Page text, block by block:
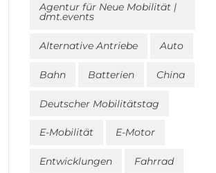
Agentur für Neue Mobilität |
dmt.events
Alternative Antriebe Auto
Bahn Batterien China
Deutscher Mobilitätstag
E-Mobilität E-Motor
Entwicklungen Fahrrad